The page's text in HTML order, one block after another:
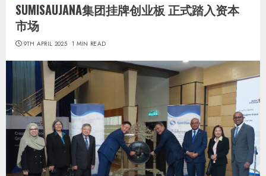
SUMISAUJANA集团挂牌创业板 正式踏入资本
市场
9TH APRIL 2025 1 MIN READ